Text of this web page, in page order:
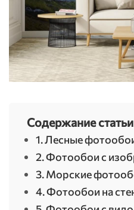
Содержание статьи
1. Лесные
2. Фотообои с
3. Морские
4. Фотообои на